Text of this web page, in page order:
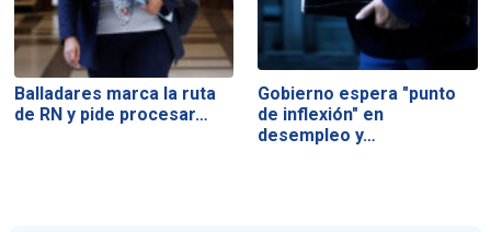
Balladares marca la ruta
de RN y pide procesar…
Gobierno espera "punto
de inflexión" en
desempleo y…